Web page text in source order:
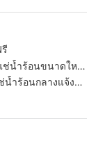
ช่น้ำร้อนขนาดใหญ่
น้ำร้อนกลางแจ้ง
ญิง)